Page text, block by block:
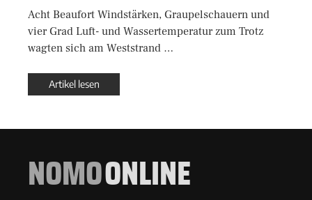
Acht Beaufort Windstärken, Graupelschauern und
vier Grad Luft- und Wassertemperatur zum Trotz
wagten sich am Weststrand …
Artikel lesen
NOMOONLINE